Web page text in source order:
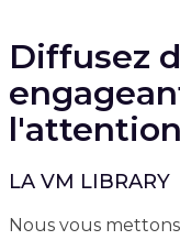
Diffusez
l'attention
LA VM LIBRARY
Nous vous